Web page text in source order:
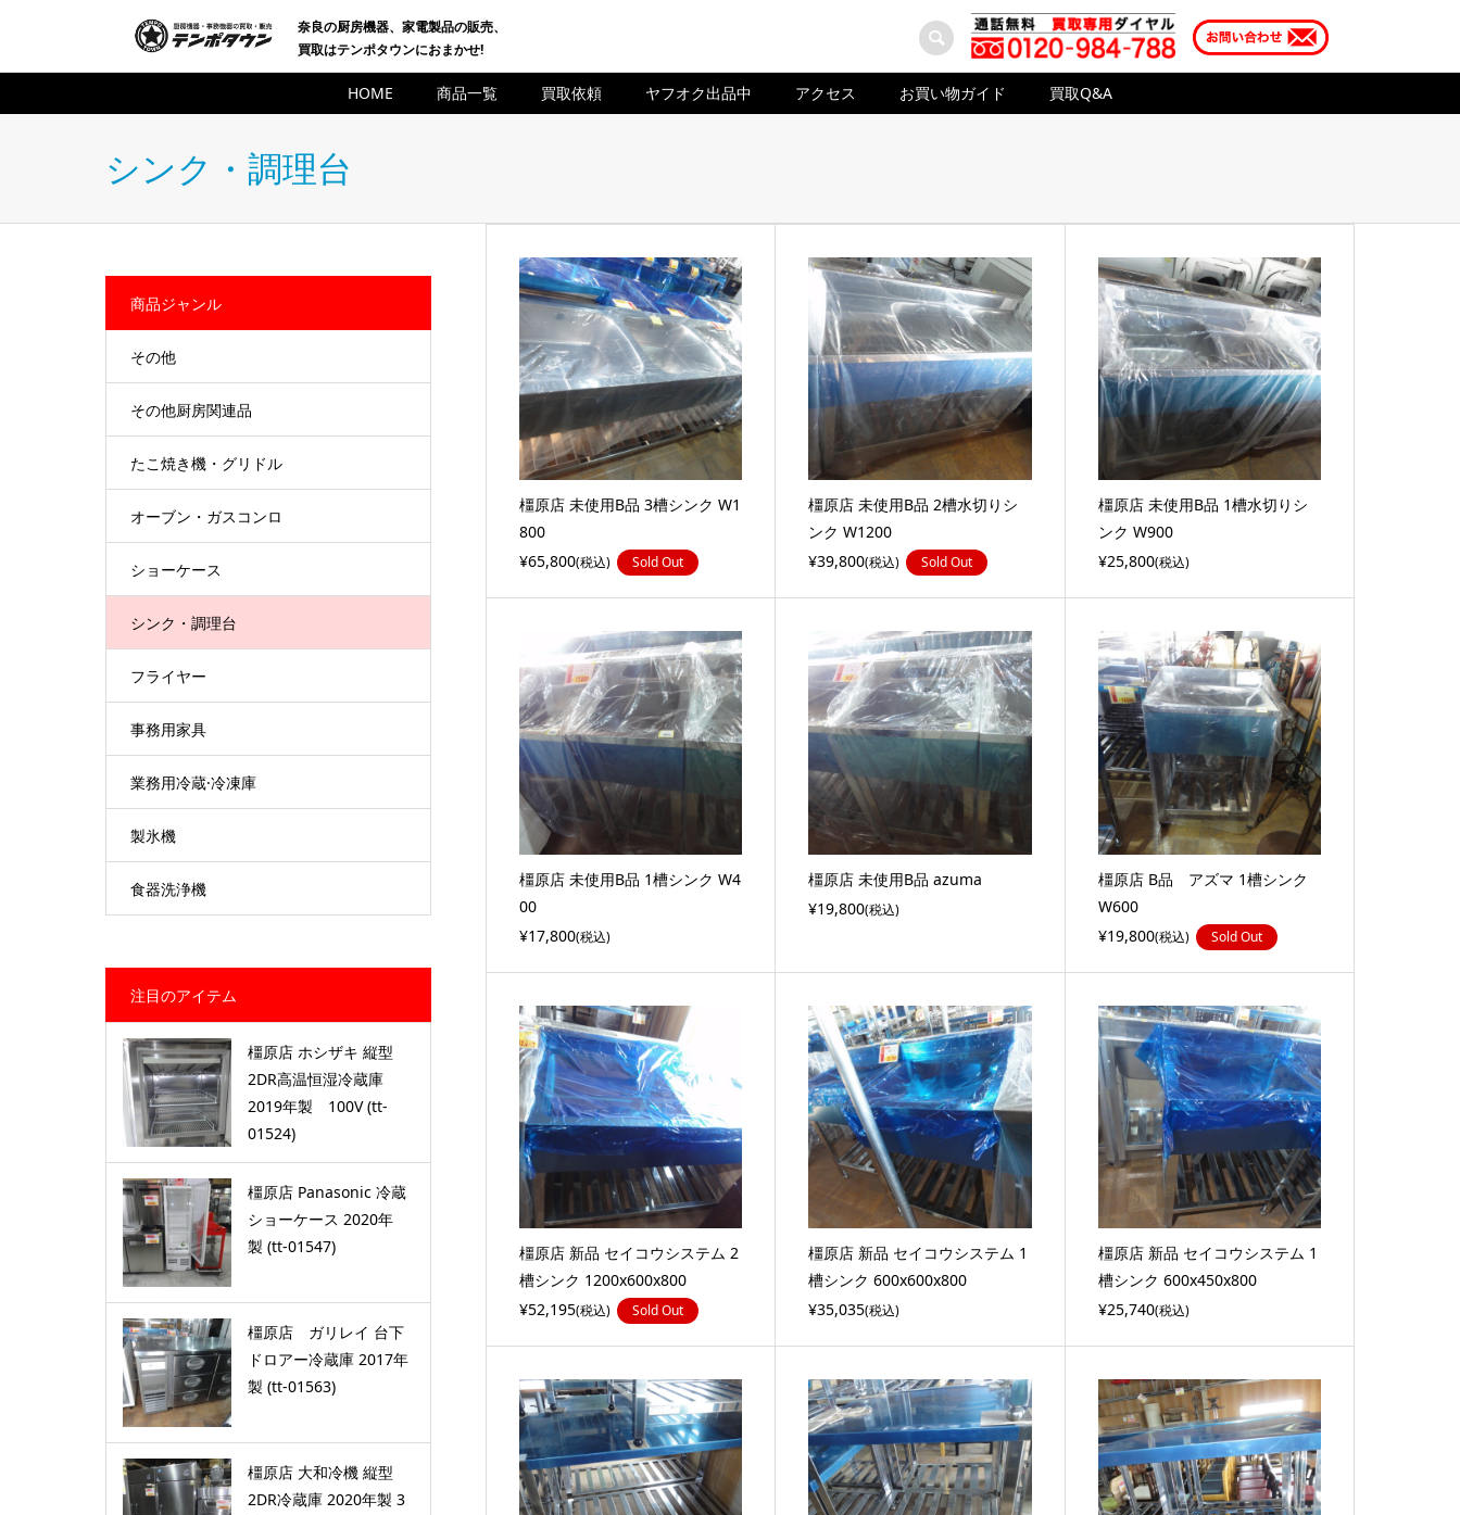
奈良の厨房機器、家電製品の販売、
買取はテンポタウンにおまかせ!
HOME 商品一覧 買取依頼 ヤフオク出品中 アクセス お買い物ガイド 買取Q&A
シンク・調理台
橿原店 未使用B品 3槽シンク W1
800
¥65,800(税込) Sold Out
橿原店 未使用B品 2槽水切りシ
ンク W1200
¥39,800(税込) Sold Out
橿原店 未使用B品 1槽水切りシ
ンク W900
¥25,800(税込)
橿原店 未使用B品 1槽シンク W4
00
¥17,800(税込)
橿原店 未使用B品 azuma
¥19,800(税込)
橿原店 B品 アズマ 1槽シンク
W600
¥19,800(税込) Sold Out
橿原店 新品 セイコウシステム 2
槽シンク 1200x600x800
¥52,195(税込) Sold Out
橿原店 新品 セイコウシステム 1
槽シンク 600x600x800
¥35,035(税込)
橿原店 新品 セイコウシステム 1
槽シンク 600x450x800
¥25,740(税込)
商品ジャンル
その他
その他厨房関連品
たこ焼き機・グリドル
オーブン・ガスコンロ
ショーケース
シンク・調理台
フライヤー
事務用家具
業務用冷蔵·冷凍庫
製氷機
食器洗浄機
注目のアイテム
橿原店 ホシザキ 縦型
2DR高温恒湿冷蔵庫
2019年製 100V (tt-
01524)
橿原店 Panasonic 冷蔵
ショーケース 2020年
製 (tt-01547)
橿原店 ガリレイ 台下
ドロアー冷蔵庫 2017年
製 (tt-01563)
橿原店 大和冷機 縦型
2DR冷蔵庫 2020年製 3